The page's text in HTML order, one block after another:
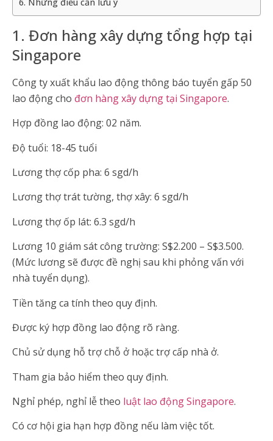
1. Đơn hàng xây dựng tổng hợp tại
Singapore
Công ty xuất khẩu lao động thông báo tuyển gấp 50
lao động cho đơn hàng xây dựng tại Singapore.
Hợp đồng lao động: 02 năm.
Độ tuổi: 18-45 tuổi
Lương thợ cốp pha: 6 sgd/h
Lương thợ trát tường, thợ xây: 6 sgd/h
Lương thợ ốp lát: 6.3 sgd/h
Lương 10 giám sát công trường: S$2.200 – S$3.500.
(Mức lương sẽ được đề nghị sau khi phỏng vấn với
nhà tuyển dụng).
Tiền tăng ca tính theo quy định.
Được ký hợp đồng lao động rõ ràng.
Chủ sử dụng hỗ trợ chỗ ở hoặc trợ cấp nhà ở.
Tham gia bảo hiểm theo quy định.
Nghỉ phép, nghỉ lễ theo luật lao động Singapore.
Có cơ hội gia hạn hợp đồng nếu làm việc tốt.